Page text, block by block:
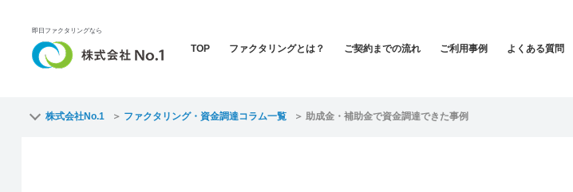
即日ファクタリングなら
TOP ファクタリングとは？ ご契約までの流れ ご利用事例 よくある質問
株式会社No.1 ファクタリング・資金調達コラム一覧 助成金・補助金で資金調達できた事例